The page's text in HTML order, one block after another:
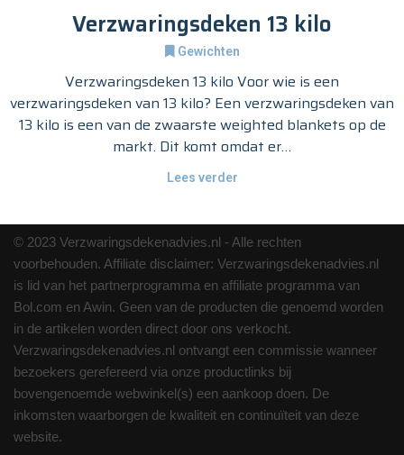
Verzwaringsdeken 13 kilo
Gewichten
Verzwaringsdeken 13 kilo Voor wie is een
verzwaringsdeken van 13 kilo? Een verzwaringsdeken van
13 kilo is een van de zwaarste weighted blankets op de
markt. Dit komt omdat er…
Lees verder
© 2023 Verzwaringsdekenadvies.nl - Alle rechten
voorbehouden. Affiliate disclaimer: Verzwaringsdekenadvies.nl
is lid van het partnerprogramma en affiliate programma van
Bol.com en Awin. Geen van de producten die genoemd worden
in de artikelen worden direct door ons verkocht.
Verzwaringsdekenadvies.nl ontvangt een commissie wanneer
bezoekers gerefereerd via onze productlinks bij
bovengenoemde webwinkel(s) een aankoop doen. De
inkomsten waarborgen de kwaliteit en continuïteit van deze
website.